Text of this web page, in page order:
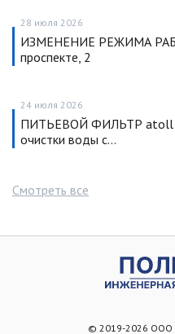
28 июля 2026
ИЗМЕНЕНИЕ РЕЖИМА
проспекте, 2
24 июля 2026
ПИТЬЕВОЙ ФИЛЬТР atoll
очистки воды с…
Смотреть все
© 2019-2026 ООО